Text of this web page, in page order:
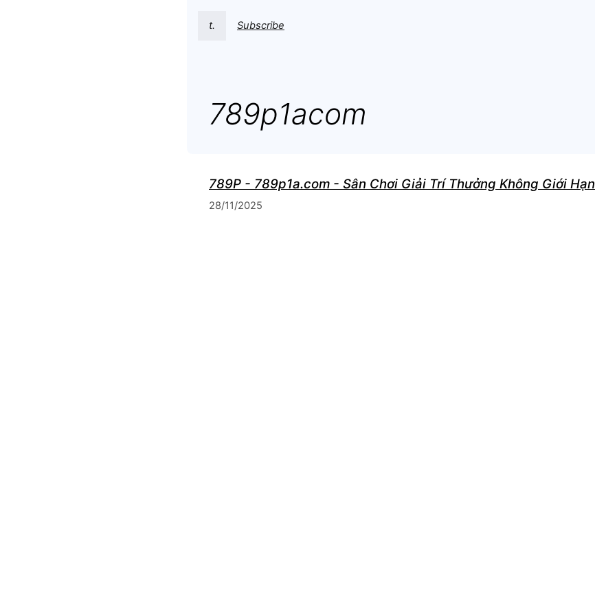
t. Subscribe
789p1acom
789P - 789p1a.com - Sân Chơi Giải Trí Thưởng Không Giới Hạn
28/11/2025